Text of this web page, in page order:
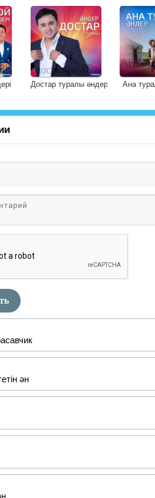
Достар туралы әндер Ана
ән